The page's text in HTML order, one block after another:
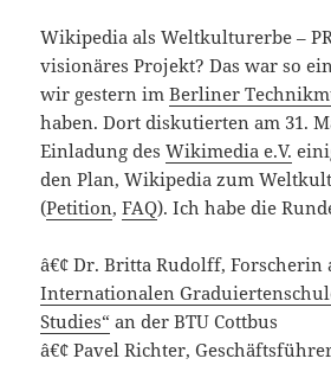
Wikipedia als Weltkulturerbe –
visionäres Projekt? Das war so
wir gestern imBerliner
haben. Dort diskutierten am 31.
Einladung desWikimedia e.V.
den Plan, Wikipedia zum
(Petition,FAQ). Ich habe die
â€¢ Dr. Britta Rudolff, Forscherin
Internationalen
Studies“ an der BTU Cottbus
â€¢ Pavel Richter,